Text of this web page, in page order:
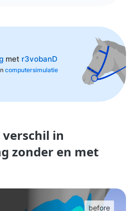
met r3vobanD
computersimulatie
in
zonder en met